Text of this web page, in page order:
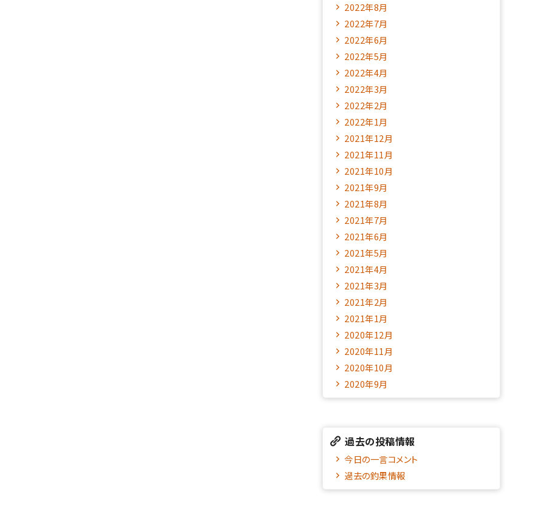
2022年8月
2022年7月
2022年6月
2022年5月
2022年4月
2022年3月
2022年2月
2022年1月
2021年12月
2021年11月
2021年10月
2021年9月
2021年8月
2021年7月
2021年6月
2021年5月
2021年4月
2021年3月
2021年2月
2021年1月
2020年12月
2020年11月
2020年10月
2020年9月
過去の投稿情報
今日の一言コメント
過去の釣果情報